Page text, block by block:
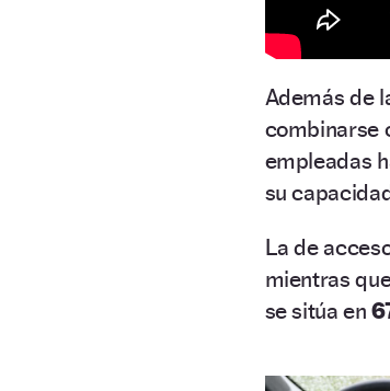
Además de
combinarse
empleadas
su
La de
mientras
se sitúa en